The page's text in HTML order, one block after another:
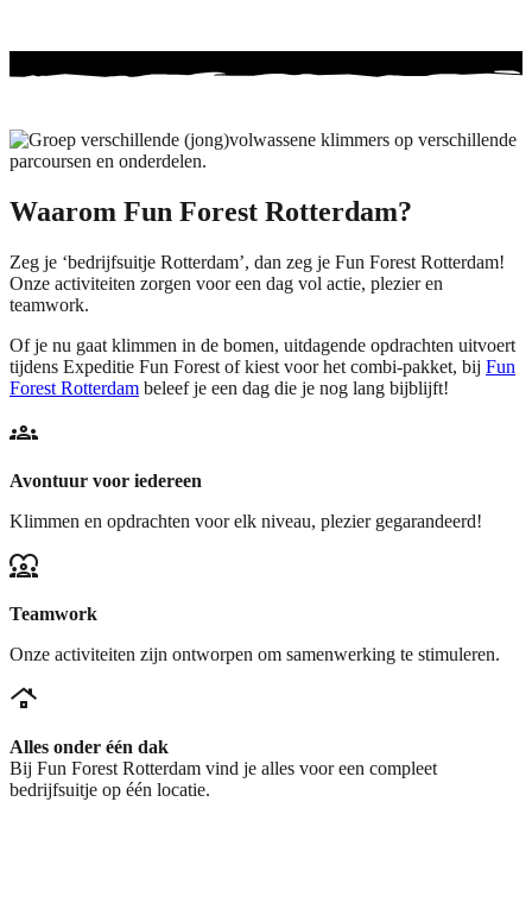
Waarom Fun Forest Rotterdam?
Zeg je ‘bedrijfsuitje Rotterdam’, dan zeg je Fun Forest Rotterdam!
Onze activiteiten zorgen voor een dag vol actie, plezier en
teamwork.
Of je nu gaat klimmen in de bomen, uitdagende opdrachten uitvoert
tijdens Expeditie Fun Forest of kiest voor het combi-pakket, bij Fun
Forest Rotterdam beleef je een dag die je nog lang bijblijft!
groups
Avontuur voor iedereen
Klimmen en opdrachten voor elk niveau, plezier gegarandeerd!
diversity_1
Teamwork
Onze activiteiten zijn ontworpen om samenwerking te stimuleren.
roofing
Alles onder één dak
Bij Fun Forest Rotterdam vind je alles voor een compleet
bedrijfsuitje op één locatie.